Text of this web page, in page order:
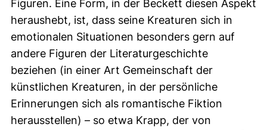
Figuren. Eine Form, in der Beckett diesen Aspekt
heraushebt, ist, dass seine Kreaturen sich in
emotionalen Situationen besonders gern auf
andere Figuren der Literaturgeschichte
beziehen (in einer Art Gemeinschaft der
künstlichen Kreaturen, in der persönliche
Erinnerungen sich als romantische Fiktion
herausstellen) – so etwa Krapp, der von